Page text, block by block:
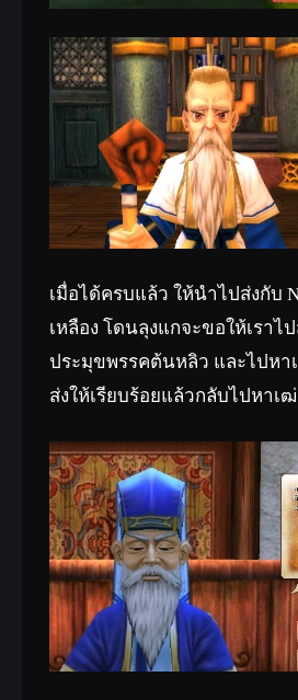
เมื่อได้ครบแล้ว ให้นำไปส่งกับ
เหลือง โดนลุงแกจะขอให้เราไ
ประมุขพรรคต้นหลิว และไปหา
ส่งให้เรียบร้อยแล้วกลับไปหาเ